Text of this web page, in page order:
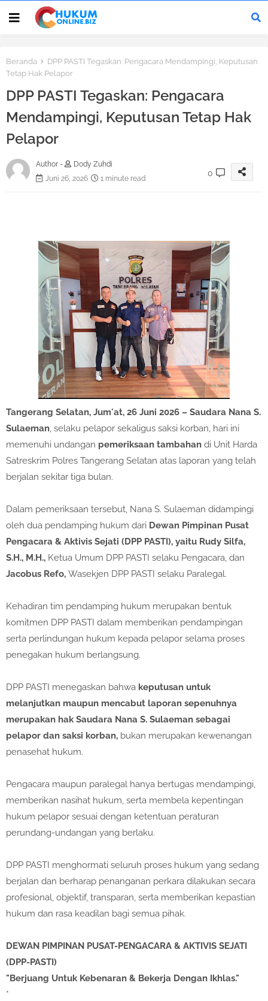
Beranda
DPP PASTI Tegaskan: Pengacara Mendampingi, Keputusan
Tetap Hak Pelapor
DPP PASTI Tegaskan: Pengacara
Mendampingi, Keputusan Tetap Hak
Pelapor
Author -
Dody Zuhdi
Juni 26, 2026
1 minute read
0
Tangerang Selatan, Jum'at, 26 Juni 2026 – Saudara Nana S.
Sulaeman, selaku pelapor sekaligus saksi korban, hari ini
memenuhi undangan pemeriksaan tambahan di Unit Harda
Satreskrim Polres Tangerang Selatan atas laporan yang telah
berjalan sekitar tiga bulan.
Dalam pemeriksaan tersebut, Nana S. Sulaeman didampingi
oleh dua pendamping hukum dari Dewan Pimpinan Pusat
Pengacara & Aktivis Sejati (DPP PASTI), yaitu Rudy Silfa,
S.H., M.H., Ketua Umum DPP PASTI selaku Pengacara, dan
Jacobus Refo, Wasekjen DPP PASTI selaku Paralegal.
Kehadiran tim pendamping hukum merupakan bentuk
komitmen DPP PASTI dalam memberikan pendampingan
serta perlindungan hukum kepada pelapor selama proses
penegakan hukum berlangsung.
DPP PASTI menegaskan bahwa keputusan untuk
melanjutkan maupun mencabut laporan sepenuhnya
merupakan hak Saudara Nana S. Sulaeman sebagai
pelapor dan saksi korban, bukan merupakan kewenangan
penasehat hukum.
Pengacara maupun paralegal hanya bertugas mendampingi,
memberikan nasihat hukum, serta membela kepentingan
hukum pelapor sesuai dengan ketentuan peraturan
perundang-undangan yang berlaku.
DPP PASTI menghormati seluruh proses hukum yang sedang
berjalan dan berharap penanganan perkara dilakukan secara
profesional, objektif, transparan, serta memberikan kepastian
hukum dan rasa keadilan bagi semua pihak.
DEWAN PIMPINAN PUSAT-PENGACARA & AKTIVIS SEJATI
(DPP-PASTI)
"Berjuang Untuk Kebenaran & Bekerja Dengan Ikhlas."
*